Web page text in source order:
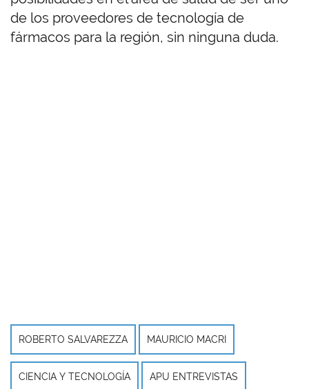
de los proveedores de tecnología de
fármacos para la región, sin ninguna duda.
ROBERTO SALVAREZZA MAURICIO MACRI
CIENCIA Y TECNOLOGÍA APU ENTREVISTAS